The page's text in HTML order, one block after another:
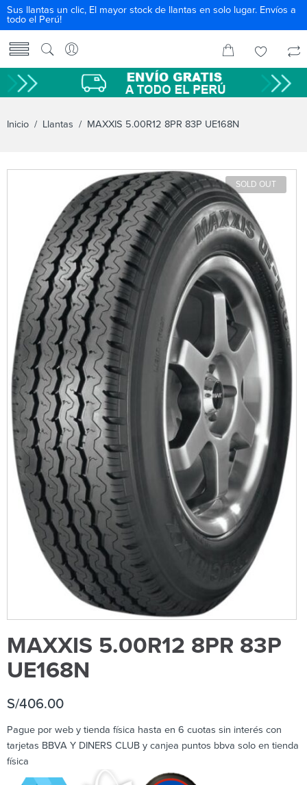
Sus llantas un clic, El mayor stock de llantas en solo lugar. Envíos a
todo el Perú!
Inicio / Llantas / MAXXIS 5.00R12 8PR 83P UE168N
SOLD OUT
MAXXIS 5.00R12 8PR 83P
UE168N
S/406.00
Pague por web y tienda física hasta en 6 cuotas sin interés con
tarjetas BBVA Y DINERS CLUB y canjea puntos bbva solo en tienda
física